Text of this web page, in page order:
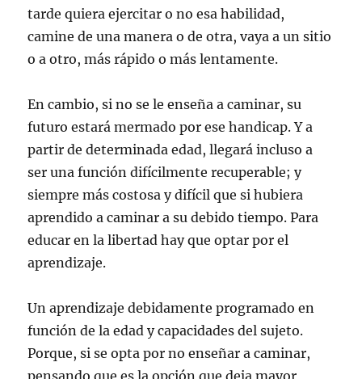
tarde quiera ejercitar o no esa habilidad,
camine de una manera o de otra, vaya a un sitio
o a otro, más rápido o más lentamente.
En cambio, si no se le enseña a caminar, su
futuro estará mermado por ese handicap. Y a
partir de determinada edad, llegará incluso a
ser una función difícilmente recuperable; y
siempre más costosa y difícil que si hubiera
aprendido a caminar a su debido tiempo. Para
educar en la libertad hay que optar por el
aprendizaje.
Un aprendizaje debidamente programado en
función de la edad y capacidades del sujeto.
Porque, si se opta por no enseñar a caminar,
pensando que es la opción que deja mayor